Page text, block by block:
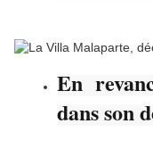
En
dans son